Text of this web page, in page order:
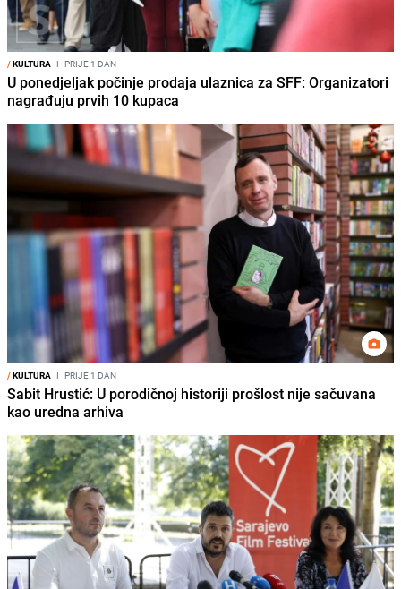
/KULTURA I PRIJE 1 DAN
U ponedjeljak počinje prodaja ulaznica za SFF: Organizatori
nagrađuju prvih 10 kupaca
/KULTURA I PRIJE 1 DAN
Sabit Hrustić: U porodičnoj historiji prošlost nije sačuvana
kao uredna arhiva